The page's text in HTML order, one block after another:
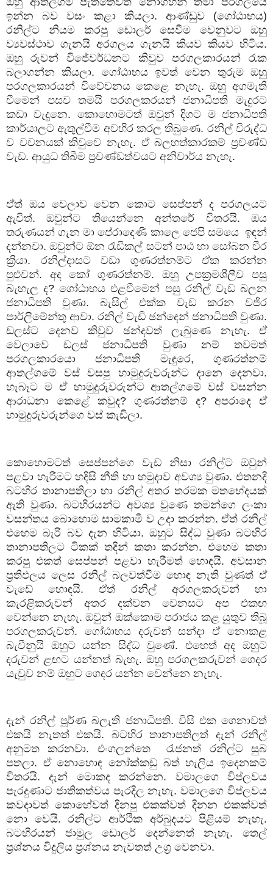
ඉන්න බව වසං කළා කියලා. ආණ්ඩුව (ගෝඨාභය)
රනිල්ට නියම කරපු ඩොලර් සෙවීම වෙනුවට ඔහු
ව්‍යවස්ථාව ගැනයි අරගලය ගැනයි කියව කියව හිටිය.
ඔහු රුවන් විජේවර්ධනට කිවුව පරගලකාරයන් රැක
බලාගන්න කියලා. ගෝඨාභය ඉවත් වෙන තුරුම ඔහු
පරගලකාරයන් විවේචනය කෙළෙ නැහැ. ඔහු අගමැති
වීමෙන් පසව තමයි පරගලකරයන් ජනාධිපති මැදුරට
කඩා වැදුනෙ. කොහොමටත් ඔවුන් දිගට ම ජනාධිපති
කාර්යාලට ඇතුල්වීම අවහිර කරල තිබුණෙ. රනිල් විරුද්ධ
ව වචනයක් කිවුවෙ නැහැ. ඒ බලහත්කාරකම් ප්‍රචණ්ඩ
වැඩ. ආයුධ තිබීම ප්‍රචණ්ඩත්වයට අනිවාර්ය නැහැ.
ඒත් ඔය වෙලාව වෙන කොට සෙප්පන් ද පරගලයට
ඇවිත්. ඔවුන්ට තියෙන්නෙ අන්තරේ විතරයි. ඔය
තරුණයන් ගැන මා පේරාදෙණි කාලෙ ජෙපි සමයෙ ඉඳන්
දන්නවා. ඔවුන්ට ඕන රැඩිකල් සටන් පාඨ හා සෝබන වීර
ක්‍රියා. රනිල්දාසට වඩා ගුණරත්නම්ට ඒක කරන්න
පුළුවන්. අද කෝ ගුණරත්නම්. ඔහු උපක්‍රමශීලීව පසු
බැහැල ද?ගෝඨාභය එළවීමෙන් පසු රනිල් වැඩ බලන
ජනාධිපති වුණා. බැසිල් එක්ක වැඩ කරන වජිර
පාර්ලිමේන්තු ආවා. රනිල් වැඩි ඡන්දෙන් ජනාධිපති වුණා.
ඩලස්ට දෙනව කිවුව ඡන්දවත් ලැබුණෙ නැහැ. ඒ
වෙලාවෙ ඩලස් ජනාධිපති වුණා නම් තවමත්
පරගලකාරයො ජනාධිපති මැඳුරෙ,ගුණරත්නම්
ආතල්ගමේ වස් වසපු හාමුදුරුවරුන්ට දානෙ දෙනවා.
හැබෑට ම ඒ හාමුදුරුවරුන්ට ආතල්ගමේ වස් වසන්න
ආරාධනා කෙළේ කවුද? ගුණරත්නම් ද? අපරාදෙ ඒ
හාමුදුරුවරුන්ගෙ වස් කැඩිලා.
කොහොමටත් සෙප්පන්ගෙ වැඩ නිසා රනිල්ට ඔවුන්
පළවා හැරීමට හදිසි නීති හා හමුදාව අවශ්‍ය වුණා. එතනදි
බටහිර තානාපතිලා හා රනිල් අතර තරමක මතභේදයක්
ඇති වුණා. බටහිරයන්ට අවශ්‍ය වුණෙ තමන්ගෙ ලංකා
වසන්තය බොහොම සාමකාමී ව උදා කරන්න. ඒත් රනිල්
එහෙම බැරි බව දැන හිටියා. ඔහුට සිද්ධ වුණා බටහිර
තානාපතිලට ටිකක් තදින් කතා කරන්න. එහෙම කතා
කරපු එකත් සෙප්පන් පළවා හැරීමත් හොඳයි. අවසාන
ප්‍රතිඵලය ලෙස රනිල් බලවත්වීම හොඳ නැති වුණත් ඒ
වැඩේ හොඳයි. ඒත් රනිල් අරගලකරුවන් හා
කැරළිකරුවන් අතර දක්වන වෙනසට අප එකඟ
වෙන්නෙ නැහැ. ඔවුන් ඔක්කොම පරාජය කළ යුතුව තිබූ
පරගලකරුවන්. ගෝඨාභය දරුවන් සන්දා ඒ නොකළ
බැවීනුයි ඔහුට යන්න සිද්ධ වුණේ. එහෙත් අද ඔහුට
දරුවන් ළඟට යන්නත් බැහැ. ඔහු පරගලකරුවන් ගෙදර
යැවුව නම් ඔහුට ගෙදර යන්න වෙන්නෙ නැහැ.
දැන් රනිල් පූර්ණ බලැති ජනාධිපති. විසි එක ගෙනාවත්
එකයි නැතත් එකයි. බටහිර තානාපතිලත් දැන් රනිල්
අනුමත කරනවා. එංගලන්තෙ රැජනත් රනිල්ට සුබ
පතලා. ඒ නොහොඳ නෝක්කඩු බත් හැලිය ඉදෙනකම්
විතරයි. දැන් මොකද කරන්නෙ. වමාලගෙ විප්ලවය
පැරදුණාට ජාතිකත්වය පැරදිල නැහැ. වමාලගෙ විප්ලවය
කවදාවත් කොහේවත් දිනපු එකක්වත් දිනන එකක්වත්
නො වෙයි. රනිල්ට ආර්ථික අර්බුදයට පිළියම් නැහැ.
බටහිරයන් ජාමුල ඩොලර් දෙන්නෙත් නැහැ. තෙල්
ප්‍රශ්නය විදුලිය ප්‍රශ්නය නැවතත් උග්‍ර වෙනවා.